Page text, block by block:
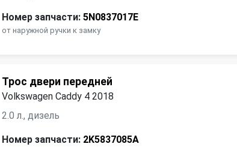
Номер запчасти: 5N0837017E
от наружной ручки к замку
Трос двери передней
Volkswagen Caddy 4 2018
2.0 л., дизель
Номер запчасти: 2K5837085A